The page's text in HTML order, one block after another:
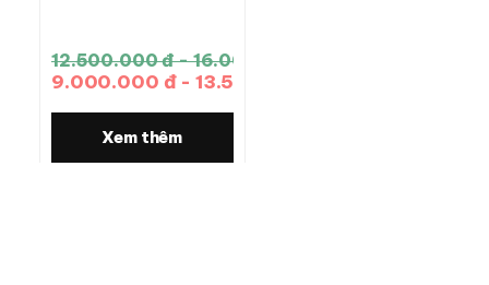
12.500.000 đ - 16.000.000 đ
9.000.000 đ - 13.500.000 đ
Xem thêm